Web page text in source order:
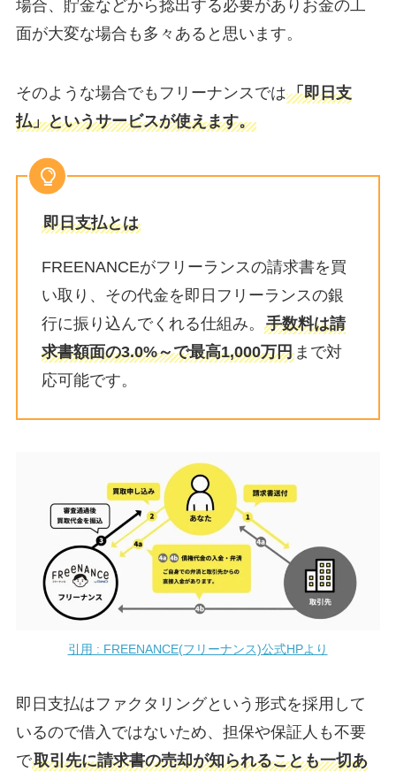
場合、貯金などから捻出する必要がありお金の工
面が大変な場合も多々あると思います。
そのような場合でもフリーナンスでは「即日支
払」というサービスが使えます。
即日支払とは
FREENANCEがフリーランスの請求書を買
い取り、その代金を即日フリーランスの銀
行に振り込んでくれる仕組み。 手数料は請
求書額面の3.0%～で最高1,000万円まで対
応可能です。
引用 : FREENANCE(フリーナンス)公式HPより
即日支払はファクタリングという形式を採用して
いるので借入ではないため、担保や保証人も不要
で取引先に請求書の売却が知られることも一切あ